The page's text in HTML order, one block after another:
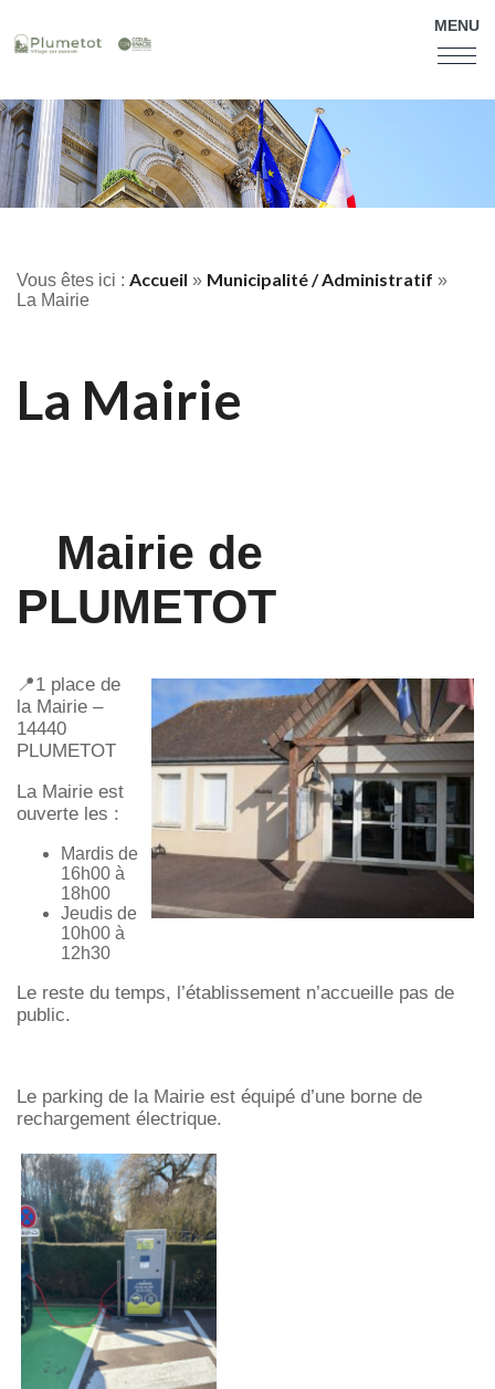
MENU
Vous êtes ici : Accueil » Municipalité / Administratif »
La Mairie
La Mairie
Mairie de
PLUMETOT
📍1 place de
la Mairie –
14440
PLUMETOT
La Mairie est
ouverte les :
Mardis de
16h00 à
18h00
Jeudis de
10h00 à
12h30
Le reste du temps, l’établissement n’accueille pas de
public.
Le parking de la Mairie est équipé d’une borne de
rechargement électrique.